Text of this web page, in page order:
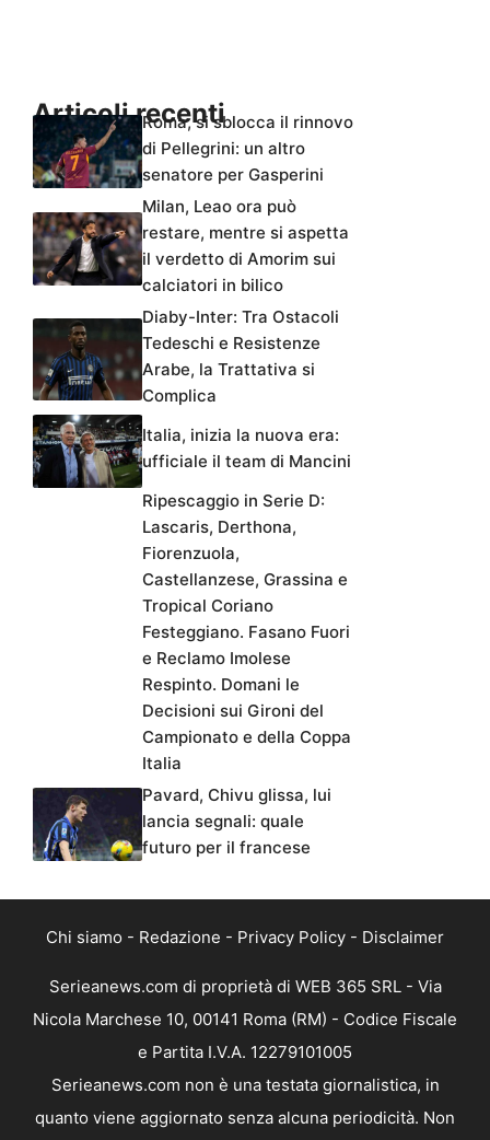
Articoli recentiRoma, si sblocca il rinnovo
di Pellegrini: un altro
senatore per Gasperini
Milan, Leao ora può
restare, mentre si aspetta
il verdetto di Amorim sui
calciatori in bilico
Diaby-Inter: Tra Ostacoli
Tedeschi e Resistenze
Arabe, la Trattativa si
Complica
Italia, inizia la nuova era:
ufficiale il team di Mancini
Ripescaggio in Serie D:
Lascaris, Derthona,
Fiorenzuola,
Castellanzese, Grassina e
Tropical Coriano
Festeggiano. Fasano Fuori
e Reclamo Imolese
Respinto. Domani le
Decisioni sui Gironi del
Campionato e della Coppa
Italia
Pavard, Chivu glissa, lui
lancia segnali: quale
futuro per il francese
Chi siamo - Redazione - Privacy Policy - Disclaimer
Serieanews.com di proprietà di WEB 365 SRL - Via
Nicola Marchese 10, 00141 Roma (RM) - Codice Fiscale
e Partita I.V.A. 12279101005
Serieanews.com non è una testata giornalistica, in
quanto viene aggiornato senza alcuna periodicità. Non